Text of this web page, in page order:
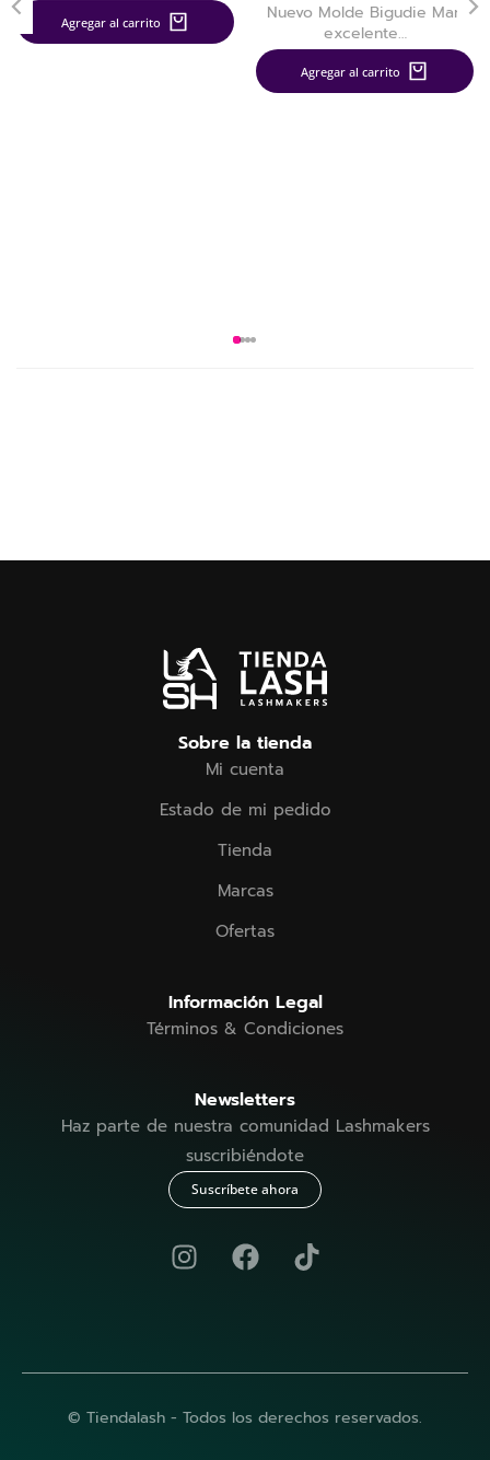
Agregar al carrito
Nuevo Molde Bigudie Mar,
excelente…
Agregar al carrito
Sobre la tienda
Mi cuenta
Estado de mi pedido
Tienda
Marcas
Ofertas
Información Legal
Términos & Condiciones
Newsletters
Haz parte de nuestra comunidad Lashmakers
suscribiéndote
Suscríbete ahora
© Tiendalash - Todos los derechos reservados.